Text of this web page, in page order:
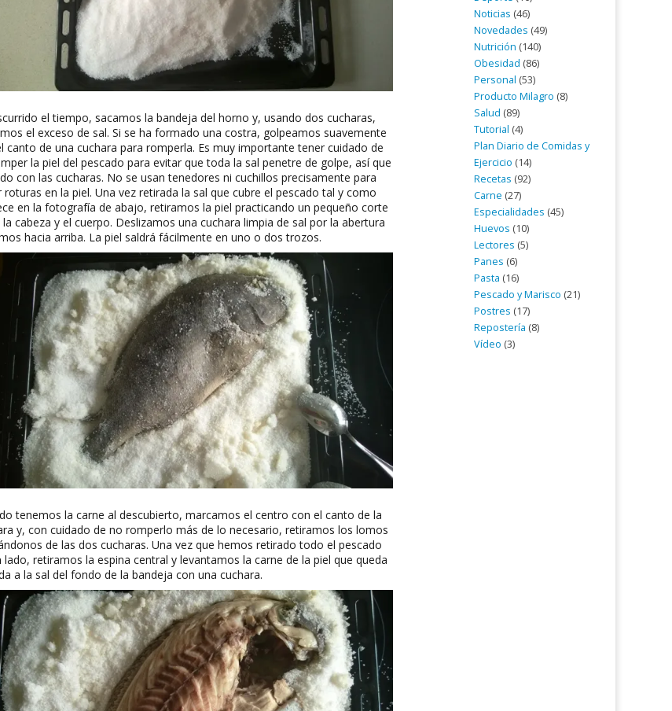
el tiempo, sacamos la bandeja del horno y, usando dos cucharas,
el exceso de sal. Si se ha formado una costra, golpeamos suavemente
canto de una cuchara para romperla. Es muy importante tener cuidado de
la piel del pescado para evitar que toda la sal penetre de golpe, así que
con las cucharas. No se usan tenedores ni cuchillos precisamente para
roturas en la piel. Una vez retirada la sal que cubre el pescado tal y como
en la fotografía de abajo, retiramos la piel practicando un pequeño corte
cabeza y el cuerpo. Deslizamos una cuchara limpia de sal por la abertura
hacia arriba. La piel saldrá fácilmente en uno o dos trozos.
tenemos la carne al descubierto, marcamos el centro con el canto de la
y, con cuidado de no romperlo más de lo necesario, retiramos los lomos
de las dos cucharas. Una vez que hemos retirado todo el pescado
lado, retiramos la espina central y levantamos la carne de la piel que queda
a la sal del fondo de la bandeja con una cuchara.
Noticias (46)
Novedades (49)
Nutrición (140)
Obesidad (86)
Personal (53)
Producto Milagro (8)
Salud (89)
Tutorial (4)
Plan Diario de Comidas y
Ejercicio (14)
Recetas (92)
Carne (27)
Especialidades (45)
Huevos (10)
Lectores (5)
Panes (6)
Pasta (16)
Pescado y Marisco (21)
Postres (17)
Repostería (8)
Vídeo (3)